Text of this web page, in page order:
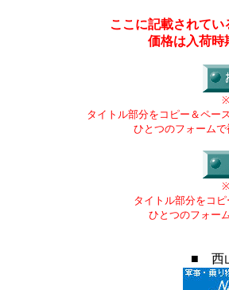
ここに記載されて
価格は入荷時
タイトル部分をコピー＆ペー
ひとつのフォーム
タイトル部分をコ
ひとつのフォー
■ 西